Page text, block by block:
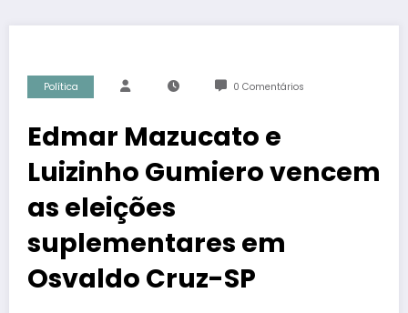
Política 0 Comentários
Edmar Mazucato e
Luizinho Gumiero vencem
as eleições
suplementares em
Osvaldo Cruz-SP